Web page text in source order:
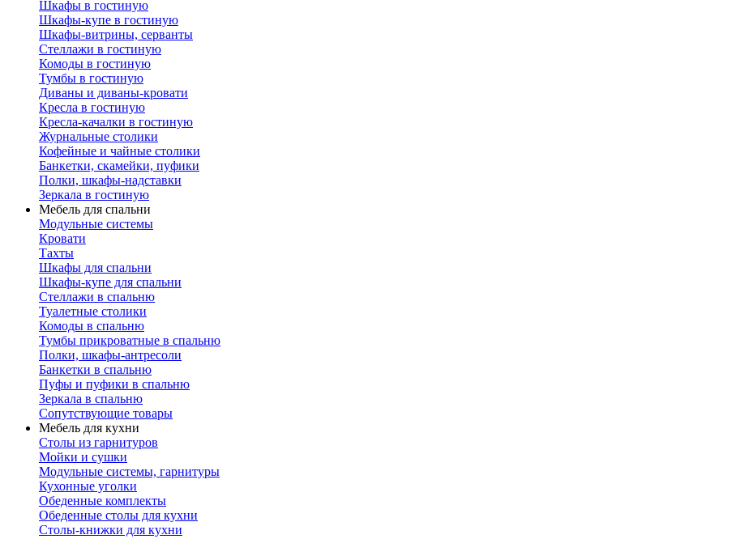
Шкафы в гостиную
Шкафы-купе в гостиную
Шкафы-витрины, серванты
Стеллажи в гостиную
Комоды в гостиную
Тумбы в гостиную
Диваны и диваны-кровати
Кресла в гостиную
Кресла-качалки в гостиную
Журнальные столики
Кофейные и чайные столики
Банкетки, скамейки, пуфики
Полки, шкафы-надставки
Зеркала в гостиную
Мебель для спальни
Модульные системы
Кровати
Тахты
Шкафы для спальни
Шкафы-купе для спальни
Стеллажи в спальню
Туалетные столики
Комоды в спальню
Тумбы прикроватные в спальню
Полки, шкафы-антресоли
Банкетки в спальню
Пуфы и пуфики в спальню
Зеркала в спальню
Сопутствующие товары
Мебель для кухни
Столы из гарнитуров
Мойки и сушки
Модульные системы, гарнитуры
Кухонные уголки
Обеденные комплекты
Обеденные столы для кухни
Столы-книжки для кухни